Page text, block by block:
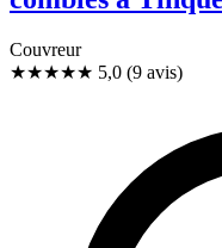
Couvreur
★★★★★ 5,0 (9 avis)